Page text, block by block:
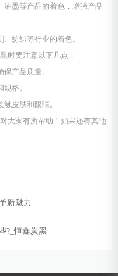
墨等产品的着色，增强产品
纺织等行业的着色。
时要注意以下几点：
产品质量。
格。
皮肤和眼睛。
大家有所帮助！如果还有其他
新魅力
?_恒鑫炭黑